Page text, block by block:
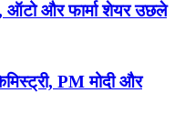
और फार्मा शेयर उछले
PM मोदी और